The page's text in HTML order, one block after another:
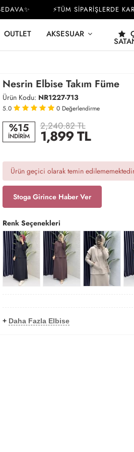
⚡TÜM SİPARİŞLERDE
OUTLET AKSESUAR
Nesrin Elbise Takım Füme
Ürün Kodu: NR1227-713
5.0 0 Değerlendirme
%15
İNDİRİM
2,240.82 TL
1,899TL
Ürün geçici olarak temin
Stoga Girince Haber Ver
Renk Seçenekleri
+ Daha Fazla Elbise